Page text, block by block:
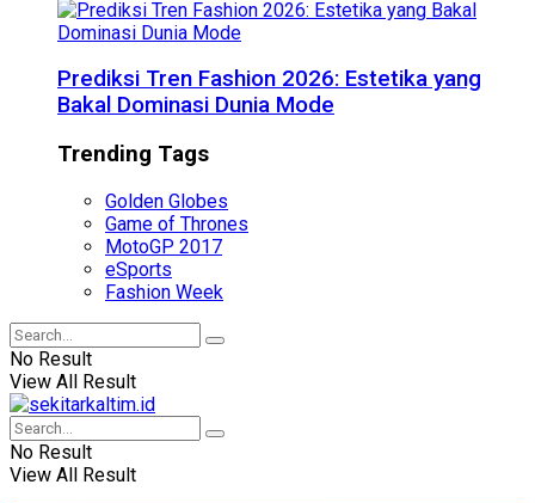
Prediksi Tren Fashion 2026: Estetika yang
Bakal Dominasi Dunia Mode
Trending Tags
Golden Globes
Game of Thrones
MotoGP 2017
eSports
Fashion Week
No Result
View All Result
No Result
View All Result